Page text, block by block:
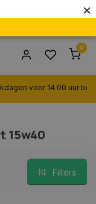
×
0
voor 14.00 uur
15w40
Filters